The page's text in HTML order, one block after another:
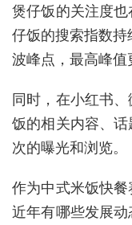
煲仔饭的关注度
仔饭的搜索指数
波峰点，最高峰值
同时，在小红书
饭的相关内容、
次的曝光和浏览。
作为中式米饭快
近年有哪些发展